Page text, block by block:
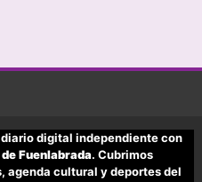
digital independiente con
Fuenlabrada. Cubrimos
agenda cultural y deportes del